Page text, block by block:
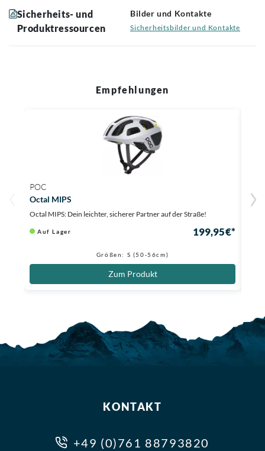
Sicherheits- und
Produktressourcen
Bilder und Kontakte
Sicherheitsbilder und Kontakte
Empfehlungen
POC
Octal MIPS
Octal MIPS: Dein leichter, sicherer Partner auf der Straße!
Auf Lager 199,95 €*
Größen: S (50-56cm)
Zum Produkt
KONTAKT
+49 (0)761 88793820